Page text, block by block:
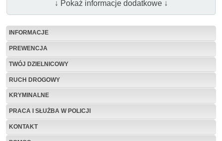
↓ Pokaż informacje dodatkowe ↓
INFORMACJE
PREWENCJA
TWÓJ DZIELNICOWY
RUCH DROGOWY
KRYMINALNE
PRACA I SŁUŻBA W POLICJI
KONTAKT